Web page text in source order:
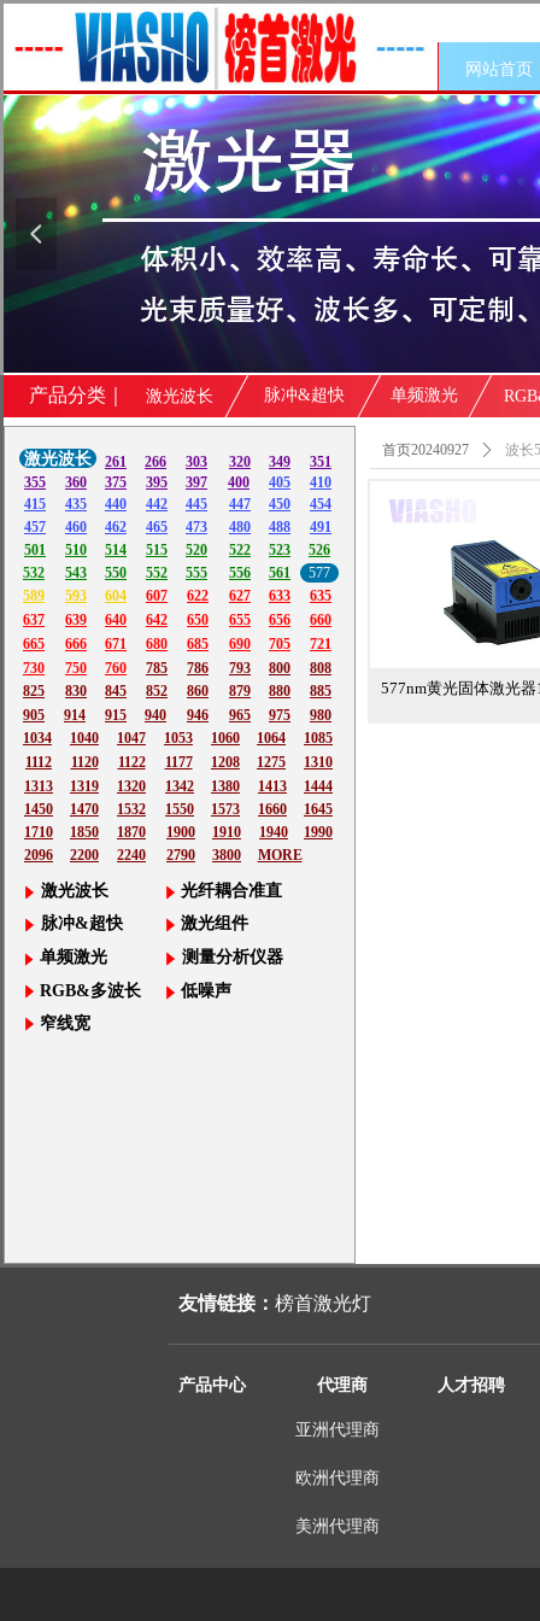
넳
网站首页
577nm黄光固体激光器
首页20240927 ꄲ 波长
261
532
266 303 320 349
351
355
360 375 395 397 400 405
410
415
435 440 442 445 447 450
454
491
488
480
473
465
462
460
457
501
510 514 515 520 522
523
543
550 552 555 556 561
526
577
604
593
589 607 622 627 633
635
637
639 640 642 650 655 656
660
666
671 680 685 690 705
721
750
760
730
665
785
786 793 800
808
825
830 845 852 860 880
879
914
885
915
940 946 965 975 980
905
1034
1040 1047 1053 1060 1064
1085
1275
1208
1177
1122
1120
1112
1310
1413
1380 1444
1342
1320
1319
1313
1660
1645
1573
1550
1532
1470
1450
1940
1910
1900
1870
1850
1710
2790
2200 3800
2096
1990
MORE
单频激光
光纤耦合准直
激光波长
脉冲&超快
RGB&多波长
激光组件
测量分析仪器
低噪声
窄线宽
2240
激光波长
产品分类｜ 激光波长 脉冲&超快 单频激光
产品中心 代理商 人才招聘
亚洲代理商
欧洲代理商
美洲代理商
友情链接： 榜首激光灯